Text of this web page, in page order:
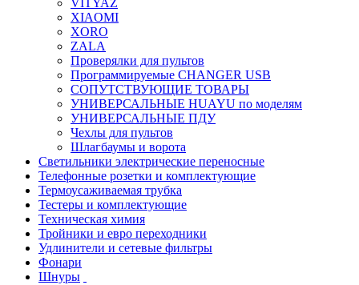
VITYAZ
XIAOMI
XORO
ZALA
Проверялки для пультов
Программируемые CHANGER USB
СОПУТСТВУЮЩИЕ ТОВАРЫ
УНИВЕРСАЛЬНЫЕ HUAYU по моделям
УНИВЕРСАЛЬНЫЕ ПДУ
Чехлы для пультов
Шлагбаумы и ворота
Светильники электрические переносные
Телефонные розетки и комплектующие
Термоусаживаемая трубка
Тестеры и комплектующие
Техническая химия
Тройники и евро переходники
Удлинители и сетевые фильтры
Фонари
Шнуры